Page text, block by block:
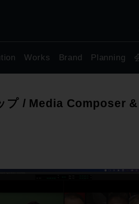
Works Brand Planning
プ / Media Composer